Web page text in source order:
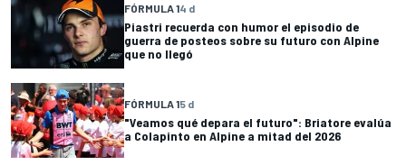
FÓRMULA 14 d
Piastri recuerda con humor el episodio de
guerra de posteos sobre su futuro con Alpine
que no llegó
FÓRMULA 15 d
"Veamos qué depara el futuro": Briatore evalúa
a Colapinto en Alpine a mitad del 2026